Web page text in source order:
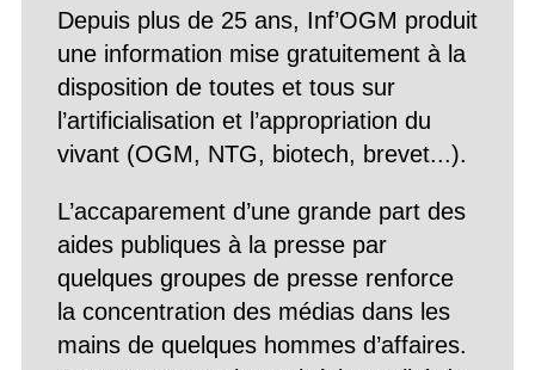
Depuis plus de 25 ans, Inf’OGM produit
une information mise gratuitement à la
disposition de toutes et tous sur
l’artificialisation et l’appropriation du
vivant (OGM, NTG, biotech, brevet...).
L’accaparement d’une grande part des
aides publiques à la presse par
quelques groupes de presse renforce
la concentration des médias dans les
mains de quelques hommes d’affaires.